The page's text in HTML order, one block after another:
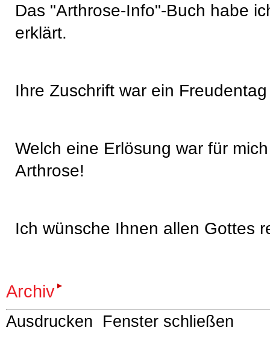
Das "Arthrose-Info"-Buch habe
erklärt.
Ihre Zuschrift war ein
Welch eine Erlösung war für
Arthrose!
Ich wünsche Ihnen allen Gottes
Archiv
Ausdrucken Fenster schließen